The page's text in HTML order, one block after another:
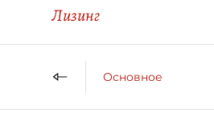
Лизинг
Основное